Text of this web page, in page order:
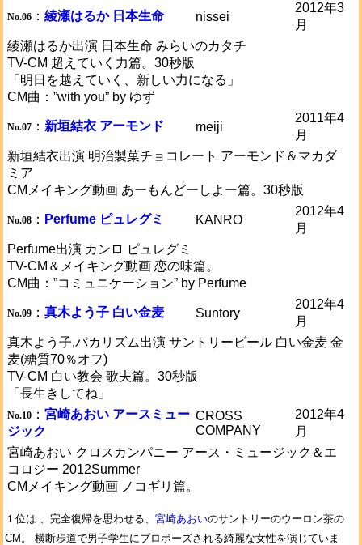
No.06 ： 綾瀬はるか 日本生命 nissei
2012年3
月
綾瀬はるか出演 日本生命 みらいのカタチ
TV-CM 超えていく力篇。30秒版
「明日を越えていく、新しい力になる」
CM曲：”with you” by ゆず
No.07 ： 新垣結衣 アーモンド meiji
2011年4
月
新垣結衣出演 明治製菓チョコレート アーモンド＆マカダ
ミア
CMメイキング動画 あーもんどーしよー篇。30秒版
No.08 ： Perfume ピュレグミ KANRO
2012年4
月
Perfume出演 カンロ ピュレグミ
TV-CM＆メイキング動画 恋の味篇。
CM曲：”コミュニケーション” by Perfume
No.09 ： 真木よう子 白い金麦 Suntory
2012年4
月
真木よう子,バカリズム出演 サントリービール 白い金麦 金
麦(糖質70％オフ)
TV-CM 白い教会 歌夫篇。30秒版
「長生きしてね」
No.10 ： 宮崎あおい アースミュー
ジック
CROSS
COMPANY
2012年4
月
宮崎あおい クロスカンパニー アース・ミュージック＆エ
コロジー 2012Summer
CMメイキング動画 ノコギリ篇。
１位は 、完全復帰を思わせる、 宮崎あおいのサントリーのウーロン茶の
CM。 横断歩道で男子学生にプロポーズされる綺麗な女性を演じていま